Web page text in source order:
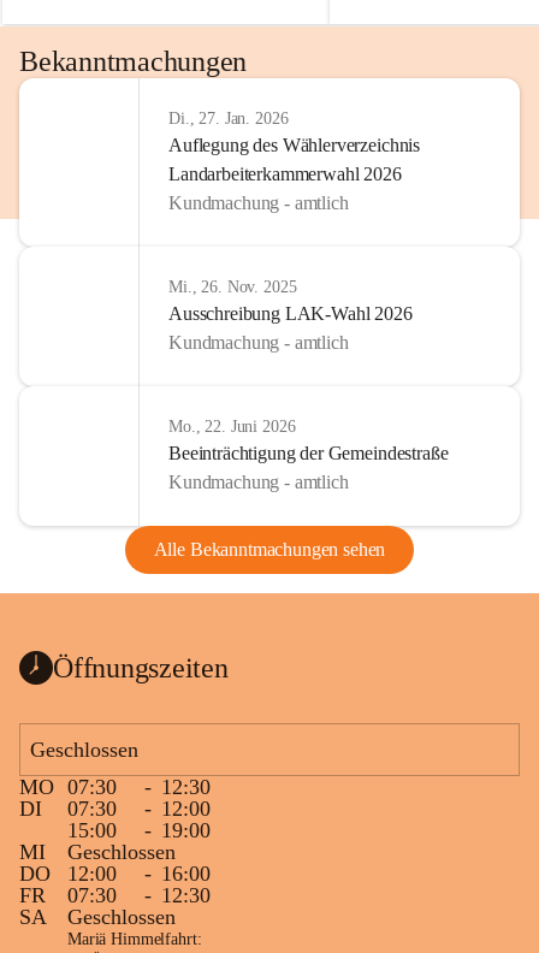
Bekanntmachungen
Di., 27. Jan. 2026
Auflegung des Wählerverzeichnis
Landarbeiterkammerwahl 2026
Kundmachung - amtlich
Mi., 26. Nov. 2025
Ausschreibung LAK-Wahl 2026
Kundmachung - amtlich
Mo., 22. Juni 2026
Beeinträchtigung der Gemeindestraße
Kundmachung - amtlich
Alle Bekanntmachungen sehen
Öffnungszeiten
Geschlossen
MO 07:30 - 12:30
DI
07:30 - 12:00
15:00
- 19:00
MI
Geschlossen
DO
12:00 - 16:00
FR
07:30 - 12:30
SA
Geschlossen
Mariä Himmelfahrt: